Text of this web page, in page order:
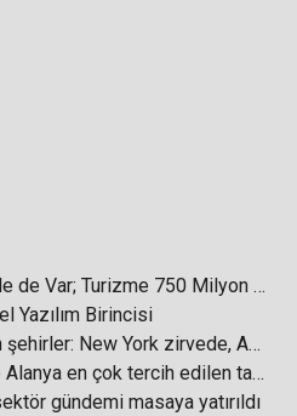
Turizm Şirketi Jolly,
Yaz Sezonunu
Destek Var... Ama Mücadele de Var; Turizme 750 Milyon Dolarlık Destek
Yazılım Birincisi
Turistleri en çok cezbeden şehirler: New York zirvede, Asya yükselişte
Rus turistler için Kemer ve Alanya en çok tercih edilen tatil bölgeleri arasında ilk iki sırada yer aldı
gündemi masaya yatırıldı